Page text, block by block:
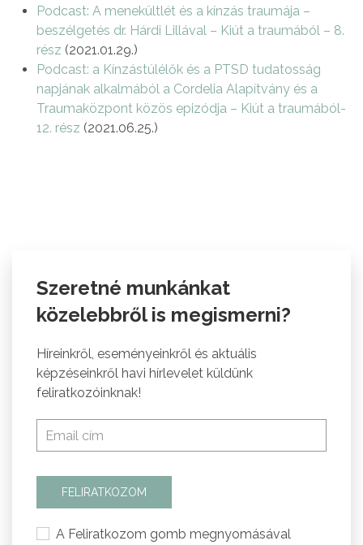
Podcast: A menekültlét és a kínzás traumája –
beszélgetés dr. Hárdi Lillával – Kiút a traumából – 8.
rész (2021.01.29.)
Podcast: a Kínzástúlélők és a PTSD tudatosság
napjának alkalmából a Cordelia Alapítvány és a
Traumaközpont közös epizódja – Kiút a traumából-
12. rész (2021.06.25.)
Szeretné munkánkat
közelebbről is megismerni?
Híreinkről, eseményeinkről és aktuális
képzéseinkről havi hírlevelet küldünk
feliratkozóinknak!
FELIRATKOZOM
A Feliratkozom gomb megnyomásával